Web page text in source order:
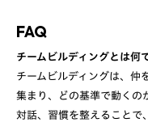
FAQ
チームビルディングとは何
チームビルディングは、仲
集まり、どの基準で動くの